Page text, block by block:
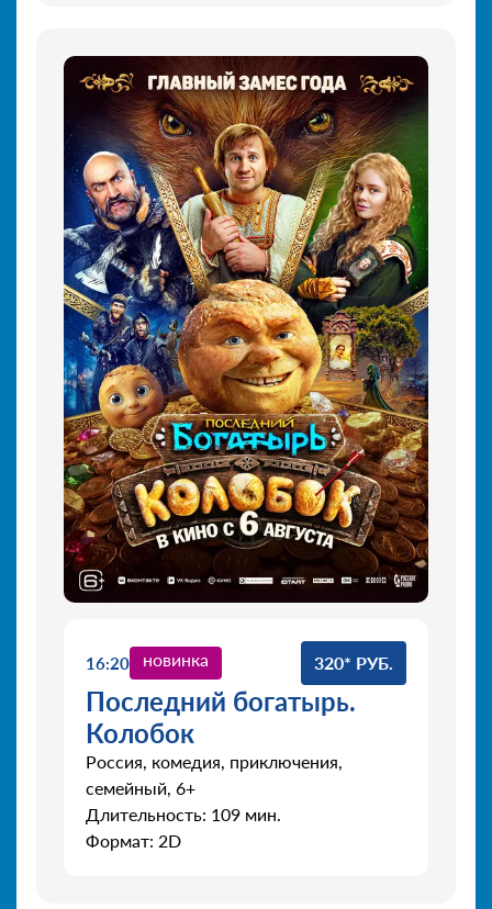
16:20 новинка 320* РУБ.
Последний богатырь.
Колобок
Россия, комедия, приключения,
семейный, 6+
Длительность: 109 мин.
Формат: 2D